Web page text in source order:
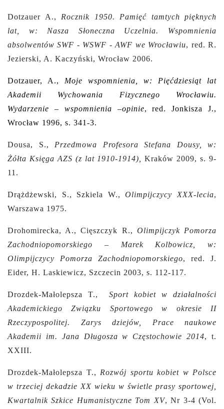
Dotzauer A., Rocznik 1950. Pamięć tamtych pięknych
lat, w: Nasza Słoneczna Uczelnia. Wspomnienia
absolwentów SWF - WSWF - AWF we Wrocławiu, red. R.
Jezierski, A. Kaczyński, Wrocław 2006.
Dotzauer, A., Moje wspomnienia, w: Pięćdziesiąt lat
Akademii Wychowania Fizycznego Wrocławiu.
Wydarzenie – wspomnienia –opinie, red. Jonkisza J.,
Wrocław 1996, s. 341-3.
Dousa, S., Przedmowa Profesora Stefana Dousy, w:
Żółta Księga AZS (z lat 1910-1914),
Kraków 2009, s. 9-
11.
Drążdżewski, S., Szkiela W.,Olimpijczycy XXX-lecia,
Warszawa 1975.
Drohomirecka, A., Cięszczyk R., Olimpijczyk Pomorza
Zachodniopomorskiego – Marek Kolbowicz, w:
Olimpijczycy Pomorza Zachodniopomorskiego, red. J.
Eider, H. Laskiewicz, Szczecin 2003, s. 112-117.
Drozdek-Małolepsza T., Sport kobiet w działalności
Akademickiego Związku Sportowego w okresie II
Rzeczypospolitej. Zarys dziejów, Prace naukowe
Akademii im. Jana Długosza w Częstochowie 2014, t.
XXIII.
Drozdek-Małolepsza T., Rozwój sportu kobiet w Polsce
w trzeciej dekadzie XX wieku w świetle prasy sportowej,
Kwartalnik Szkice Humanistyczne Tom XV, Nr 3-4 (Vol.